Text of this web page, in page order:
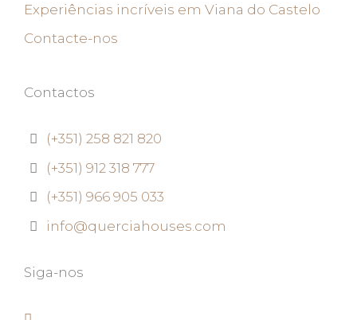
Experiências incríveis em Viana do Castelo
Contacte-nos
Contactos
(+351) 258 821 820
(+351) 912 318 777
(+351) 966 905 033
info@querciahouses.com
Siga-nos